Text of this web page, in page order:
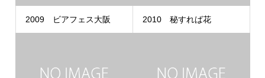
2009 ビアフェス大阪 2010 秘すれば花